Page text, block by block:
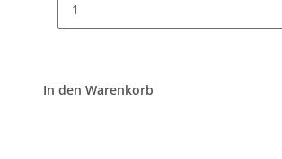
In den Warenkorb